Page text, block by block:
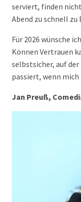
serviert, finden
Abend zu schnell zu
Für 2026 wünsche
Können Vertrauen
selbstsicher, auf der
passiert, wenn
Jan Preuß,